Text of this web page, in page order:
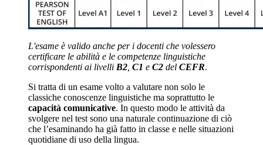
L'esame è valido anche per i docenti che volessero
certificare le abilità e le competenze linguistiche
corrispondenti ai livelli B2 C1 e C2 del CEFR.
Si tratta di un esame volto a valutare non solo le
classiche conoscenze linguistiche ma soprattutto le
capacità comunicative. In questo modo le attività da
svolgere nel test sono una naturale continuazione di ciò
che l’esaminando ha già fatto in classe e nelle situazioni
quotidiane di uso della lingua.